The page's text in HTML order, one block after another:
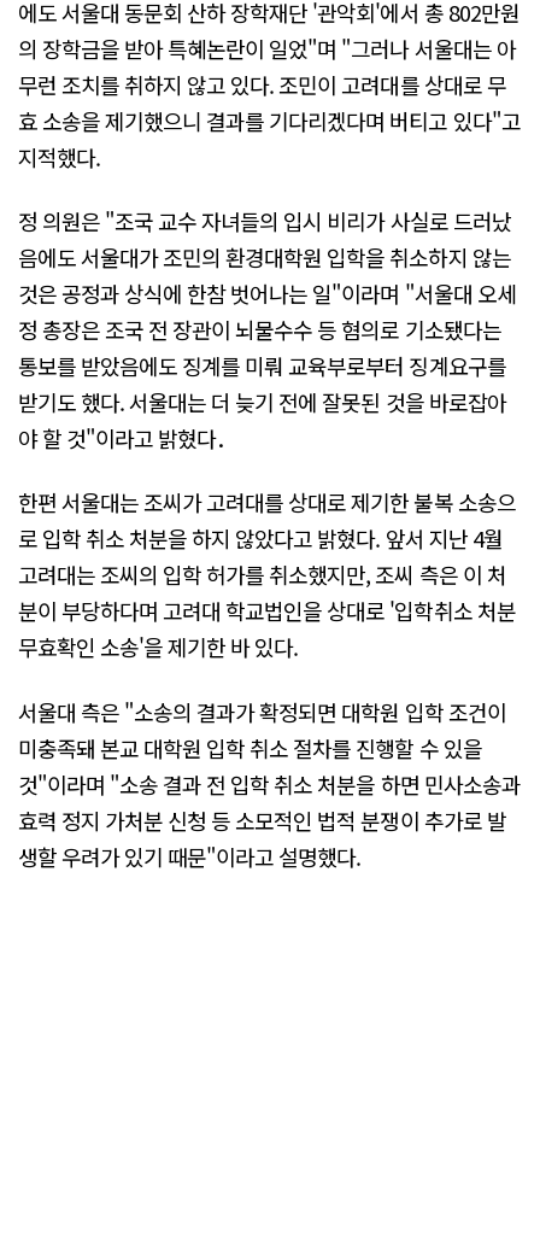
에도 서울대 동문회 산하 장학재단 '관악회'에서 총 802만원
의 장학금을 받아 특혜논란이 일었"며 "그러나 서울대는 아
무런 조치를 취하지 않고 있다. 조민이 고려대를 상대로 무
효 소송을 제기했으니 결과를 기다리겠다며 버티고 있다"고
지적했다.
정 의원은 "조국 교수 자녀들의 입시 비리가 사실로 드러났
음에도 서울대가 조민의 환경대학원 입학을 취소하지 않는
것은 공정과 상식에 한참 벗어나는 일"이라며 "서울대 오세
정 총장은 조국 전 장관이 뇌물수수 등 혐의로 기소됐다는
통보를 받았음에도 징계를 미뤄 교육부로부터 징계요구를
받기도 했다. 서울대는 더 늦기 전에 잘못된 것을 바로잡아
야 할 것"이라고 밝혔다．
한편 서울대는 조씨가 고려대를 상대로 제기한 불복 소송으
로 입학 취소 처분을 하지 않았다고 밝혔다. 앞서 지난 4월
고려대는 조씨의 입학 허가를 취소했지만, 조씨 측은 이 처
분이 부당하다며 고려대 학교법인을 상대로 '입학취소 처분
무효확인 소송'을 제기한 바 있다.
서울대 측은 "소송의 결과가 확정되면 대학원 입학 조건이
미충족돼 본교 대학원 입학 취소 절차를 진행할 수 있을
것"이라며 "소송 결과 전 입학 취소 처분을 하면 민사소송과
효력 정지 가처분 신청 등 소모적인 법적 분쟁이 추가로 발
생할 우려가 있기 때문"이라고 설명했다.